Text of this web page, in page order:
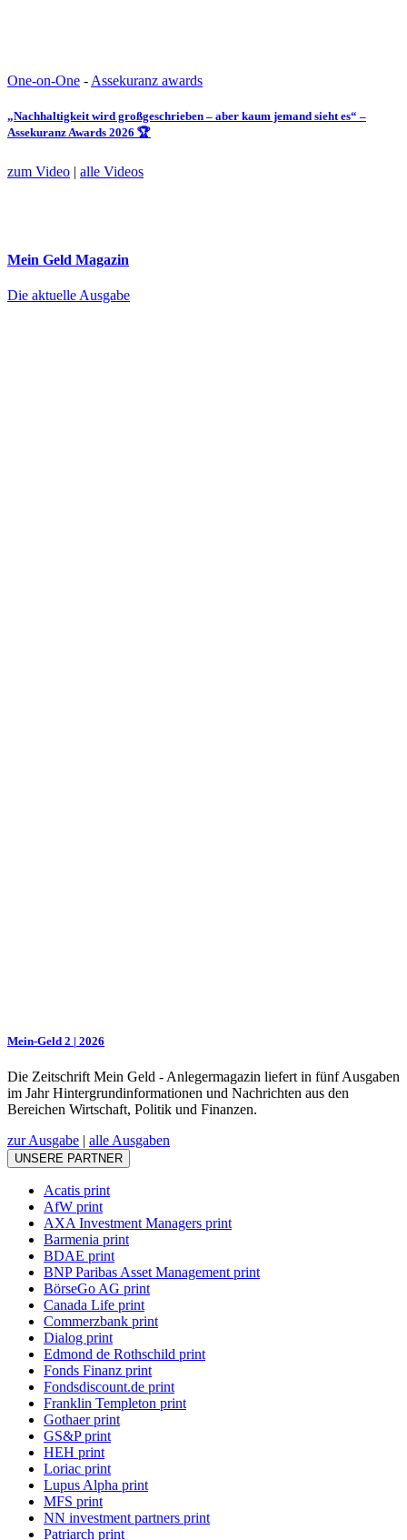
One-on-One - Assekuranz awards
„Nachhaltigkeit wird großgeschrieben – aber kaum jemand sieht es“ –
Assekuranz Awards 2026 🏆
zum Video | alle Videos
Mein Geld Magazin
Die aktuelle Ausgabe
Mein-Geld 2 | 2026
Die Zeitschrift Mein Geld - Anlegermagazin liefert in fünf Ausgaben
im Jahr Hintergrundinformationen und Nachrichten aus den
Bereichen Wirtschaft, Politik und Finanzen.
zur Ausgabe | alle Ausgaben
UNSERE PARTNER
Acatis print
AfW print
AXA Investment Managers print
Barmenia print
BDAE print
BNP Paribas Asset Management print
BörseGo AG print
Canada Life print
Commerzbank print
Dialog print
Edmond de Rothschild print
Fonds Finanz print
Fondsdiscount.de print
Franklin Templeton print
Gothaer print
GS&P print
HEH print
Loriac print
Lupus Alpha print
MFS print
NN investment partners print
Patriarch print